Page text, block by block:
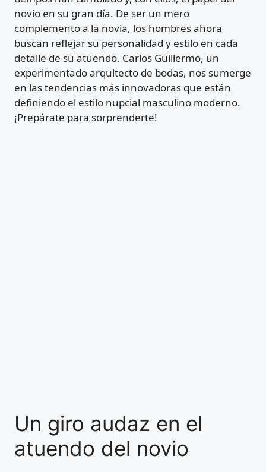
novio en su gran día. De ser un mero
complemento a la novia, los hombres ahora
buscan reflejar su personalidad y estilo en cada
detalle de su atuendo. Carlos Guillermo, un
experimentado arquitecto de bodas, nos sumerge
en las tendencias más innovadoras que están
definiendo el estilo nupcial masculino moderno.
¡Prepárate para sorprenderte!
Un giro audaz en el
atuendo del novio